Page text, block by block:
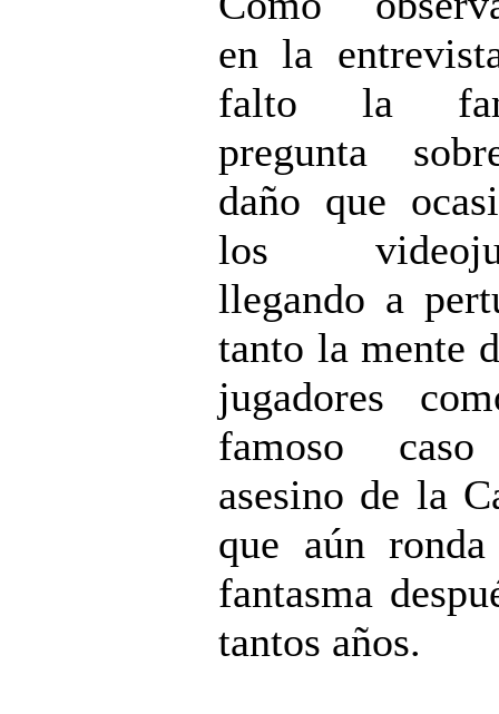
en la
falto la
pregunta
daño que
los
llegando a
tanto la mente
jugadores
famoso
asesino de la
que aún
fantasma
tantos años.